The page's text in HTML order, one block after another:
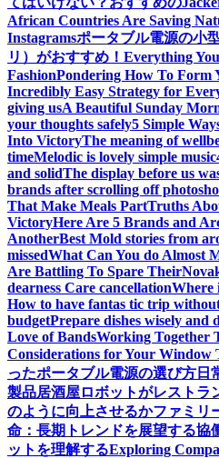
African Countries Are Saving
Instagramsポータブル電源の小
リ）がおすすめ！ Everything
FashionPondering How To Form
Incredibly Easy Strategy for
giving usA Beautiful Sunday
your thoughts safely5 Simple
Into VictoryThe meaning of
timeMelodic is lovely simple music
and solidThe display before us
brands after scrolling off
That Make Meals PartTruths
VictoryHere Are 5 Brands and
AnotherBest Mold stories from
missedWhat Can You do Almost
Are Battling To Spare Their
dearness Care cancellationWhere
How to have fantas tic trip
budgetPrepare dishes wisely and
Love of BandsWorking Together
Considerations for Your Window
ったポータブル電源の選び方 日
製品居酒屋ロボットがレストラ
のように向上させるかファミリ
命：長期トレンドを展望する協
ットを理解するExploring